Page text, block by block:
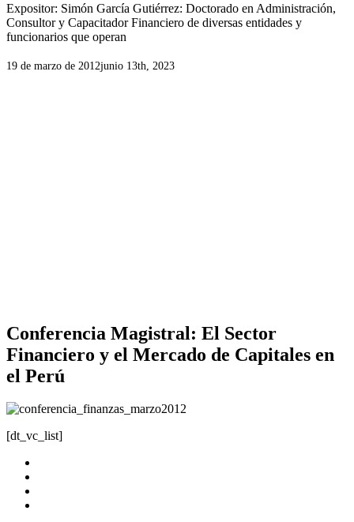
Expositor: Simón García Gutiérrez: Doctorado en Administración,
Consultor y Capacitador Financiero de diversas entidades y
funcionarios que operan
19 de marzo de 2012junio 13th, 2023
Conferencia Magistral: El Sector
Financiero y el Mercado de Capitales en
el Perú
[dt_vc_list]